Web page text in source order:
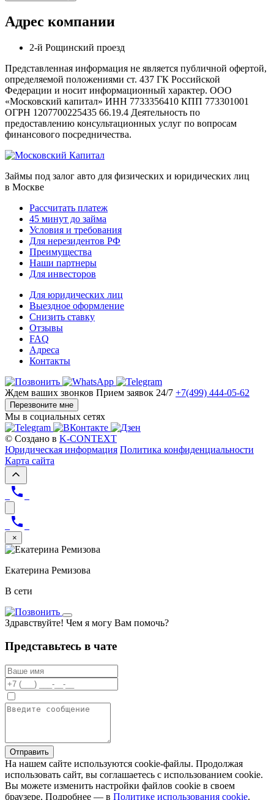
Адрес компании
2-й Рощинский проезд
Представленная информация не является публичной офертой,
определяемой положениями ст. 437 ГК Российской
Федерации и носит информационный характер. ООО
«Московский капитал» ИНН 7733356410 КПП 773301001
ОГРН 1207700225435 66.19.4 Деятельность по
предоставлению консультационных услуг по вопросам
финансового посредничества.
Займы под залог авто для физических и юридических лиц
в Москве
Рассчитать платеж
45 минут до займа
Условия и требования
Для нерезидентов РФ
Преимущества
Наши партнеры
Для инвесторов
Для юридических лиц
Выездное оформление
Снизить ставку
Отзывы
FAQ
Адреса
Контакты
Ждем ваших звонков Прием заявок 24/7 +7(499) 444-05-62
Перезвоните мне
Мы в социальных сетях
© Создано в K-CONTEXT
Юридическая информация Политика конфиденциальности
Карта сайта
×
Екатерина Ремизова
В сети
Здравствуйте! Чем я могу Вам помочь?
Представьтесь в чате
Отправить
На нашем сайте используются cookie-файлы. Продолжая
использовать сайт, вы соглашаетесь с использованием cookie.
Вы можете изменить настройки файлов cookie в своем
браузере. Подробнее — в Политике использования cookie.